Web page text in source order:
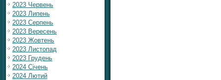
2023 Червень
2023 Липень
2023 Серпень
2023 Вересень
2023 Жовтень
2023 Листопад
2023 Грудень
2024 Січень
2024 Лютий